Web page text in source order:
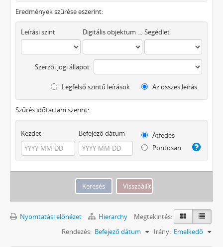
Eredmények szűrése eszerint:
Leírási szint Digitális objektum áll rendelkezésre Segédlet
Szerzői jogi állapot
Legfelső szintű leírások Az összes leírás
Szűrés időtartam szerint:
Kezdet Befejező dátum
Átfedés
Pontosan
Nyomtatási előnézet Hierarchy
Megtekintés:
Rendezés: Befejező dátum Irány: Emelkedő